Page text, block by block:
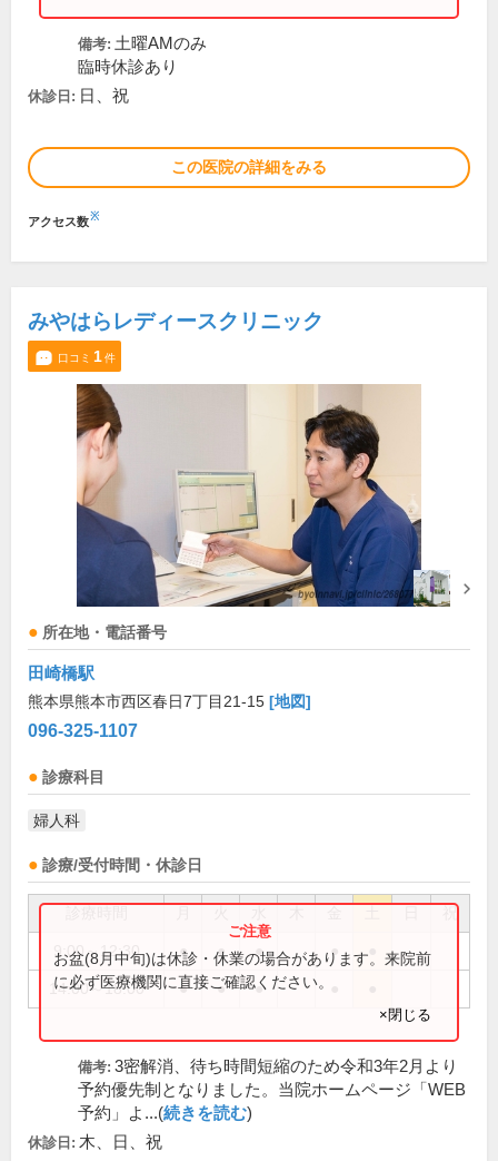
備考: 土曜AMのみ
臨時休診あり
休診日: 日、祝
この医院の詳細をみる
アクセス数※
みやはらレディースクリニック
口コミ 1件
所在地・電話番号
田崎橋駅
熊本県熊本市西区春日7丁目21-15 [地図]
096-325-1107
診療科目
婦人科
診療/受付時間・休診日
祝
9:00～12:30 ● ● ● ●
14:00～18:00 ● ● ●
お盆(8月中旬)は休診・休業の場合があります。来院前
に必ず医療機関に直接ご確認ください。
×閉じる
備考: 3密解消、待ち時間短縮のため令和3年2月より
予約優先制となりました。当院ホームページ「WEB
予約」よ...(続きを読む)
休診日: 木、日、祝